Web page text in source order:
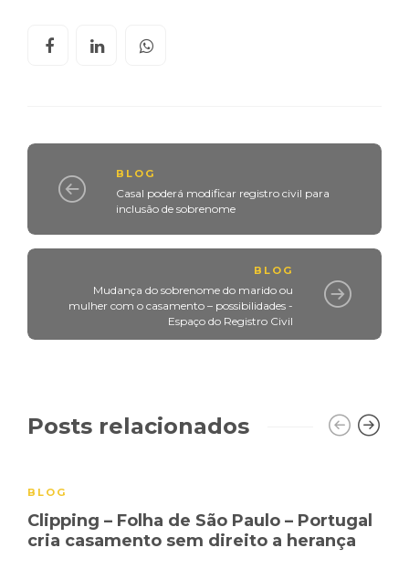
BLOG
Casal poderá modificar registro civil para
inclusão de sobrenome
BLOG
Mudança do sobrenome do marido ou
mulher com o casamento – possibilidades -
Espaço do Registro Civil
Posts relacionados
BLOG
Clipping – Folha de São Paulo – Portugal
cria casamento sem direito a herança